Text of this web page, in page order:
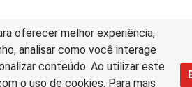
oferecer melhor experiência,
analisar como você interage
conteúdo. Ao utilizar este
o uso de cookies. Para mais